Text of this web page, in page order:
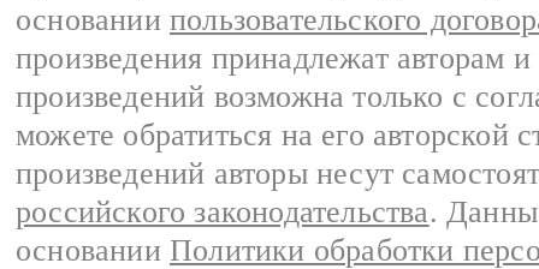
основании пользовательского
произведения принадлежат авторам
произведений возможна только с
можете обратиться на его авторской
произведений авторы несут
российского законодательства.
основании Политики обработки